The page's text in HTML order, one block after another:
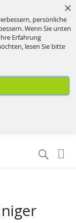
persönliche
Wenn Sie unten
Erfahrung
lesen Sie bitte
Suche